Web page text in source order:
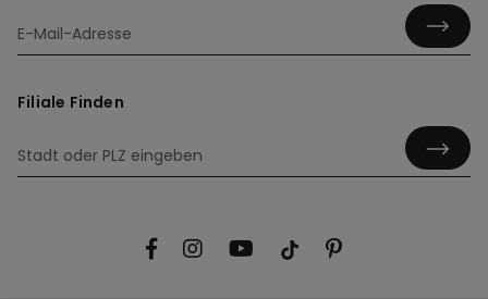
Filiale Finden